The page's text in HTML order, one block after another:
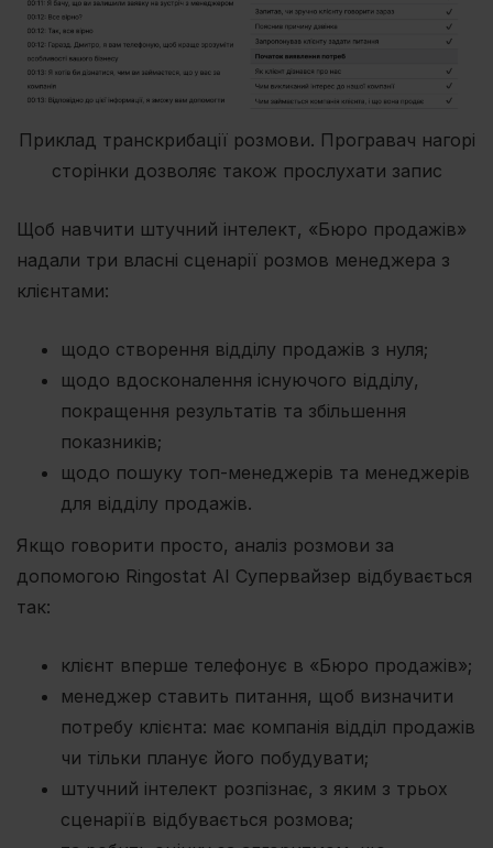
Приклад транскрибації розмови. Програвач нагорі
сторінки дозволяє також прослухати запис
Щоб навчити штучний інтелект, «Бюро продажів»
надали три власні сценарії розмов менеджера з
клієнтами:
щодо створення відділу продажів з нуля;
щодо вдосконалення існуючого відділу,
покращення результатів та збільшення
показників;
щодо пошуку топ-менеджерів та менеджерів
для відділу продажів.
Якщо говорити просто, аналіз розмови за
допомогою Ringostat AI Супервайзер відбувається
так:
клієнт вперше телефонує в «Бюро продажів»;
менеджер ставить питання, щоб визначити
потребу клієнта: має компанія відділ продажів
чи тільки планує його побудувати;
штучний інтелект розпізнає, з яким з трьох
сценаріїв відбувається розмова;